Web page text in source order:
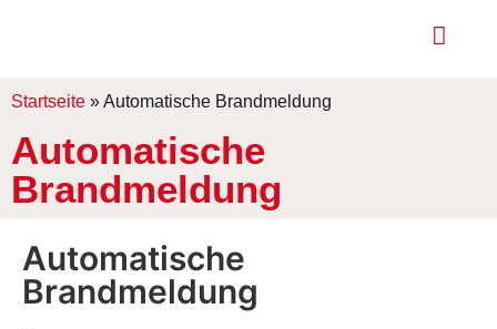
Startseite »Automatische Brandmeldung
Automatische
Brandmeldung
Automatische
Brandmeldung